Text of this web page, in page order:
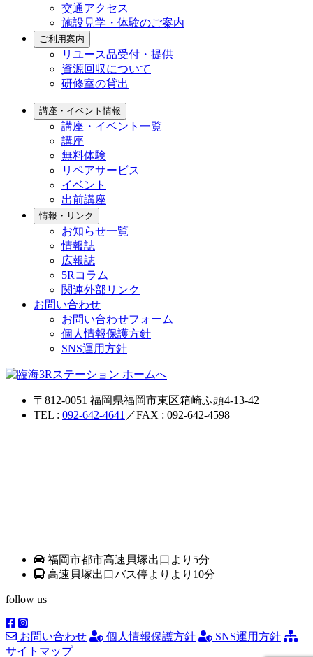
交通アクセス
施設見学・体験のご案内
ご利用案内
リユース品受付・提供
資源回収について
研修室の貸出
講座・イベント情報
講座・イベント一覧
講座
無料体験
リペアサービス
イベント
出前講座
情報・リンク
お知らせ一覧
情報誌
広報誌
5Rコラム
関連外部リンク
お問い合わせ
お問い合わせフォーム
個人情報保護方針
SNS運用方針
〒812-0051 福岡県福岡市東区箱崎ふ頭4-13-42
TEL : 092-642-4641 ／FAX : 092-642-4598
福岡市都市高速貝塚出口より5分
高速貝塚出口バス停よりより10分
follow us
お問い合わせ 個人情報保護方針
SNS運用方針
サイトマップ